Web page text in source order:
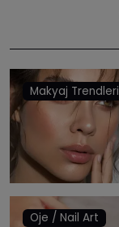
Makyaj Trendleri
Oje / Nail Art